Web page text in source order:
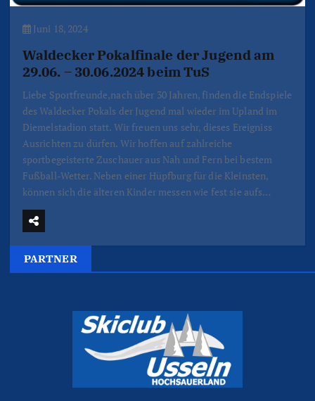
Juni 18, 2024
Waldecker Pokalfinale der Jugend am
29.06. – 30.06.2024 beim TuS
Liebe Sportfreunde,nach über 30 Jahren, finden die Endspiele
des Waldecker Pokals der Jugend mal wieder im Upland im
Diemelstadion statt. Wir freuen uns sehr, dieses Ereigniss
Ausrichten zu dürfen. Wir hoffen auf zahlreiche
sportbegeisterte Zuschauer aus Nah und Fern bei bestem
Fußball-Wetter. Neben einer Hüpfburg für die Kleinsten,
können sich die älteren Kinder messen wie fest sie aufs…
PARTNER